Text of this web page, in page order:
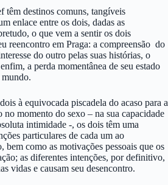
têm destinos comuns, tangíveis
enlace entre os dois, dadas as
o que vem a sentir os dois
reencontro em Praga: a compreensão do
do outro pelas suas histórias, o
a perda momentânea de seu estado
à equivocada piscadela do acaso para a
no momento do sexo – na sua capacidade
intimidade -, os dois têm uma
particulares de cada um ao
bem como as motivações pessoais que os
as diferentes intenções, por definitivo,
vidas e causam seu desencontro.